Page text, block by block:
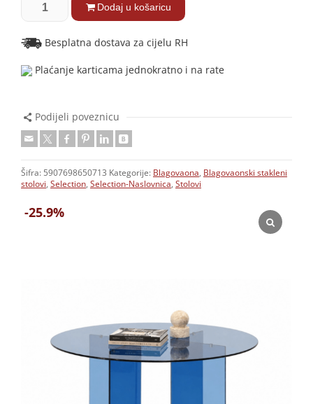
-25.9%
Dodaj u košaricu
Besplatna dostava za cijelu RH
Plaćanje karticama jednokratno i na rate
Podijeli poveznicu
Šifra: 5907698650713 Kategorije: Blagovaona, Blagovaonski stakleni
stolovi, Selection, Selection-Naslovnica, Stolovi